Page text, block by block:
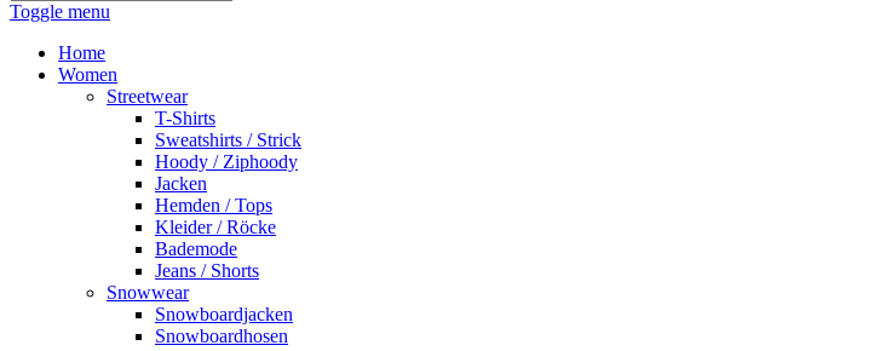
Toggle menu
Home
Women
Streetwear
T-Shirts
Sweatshirts / Strick
Hoody / Ziphoody
Jacken
Hemden / Tops
Kleider / Röcke
Bademode
Jeans / Shorts
Snowwear
Snowboardjacken
Snowboardhosen